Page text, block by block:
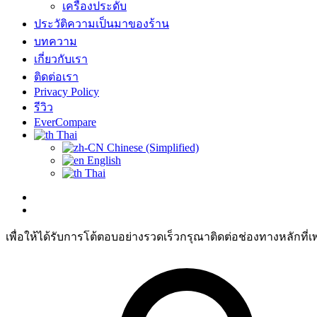
เครื่องประดับ
ประวัติความเป็นมาของร้าน
บทความ
เกี่ยวกับเรา
ติดต่อเรา
Privacy Policy
รีวิว
EverCompare
Thai
Chinese (Simplified)
English
Thai
เพื่อให้ได้รับการโต้ตอบอย่างรวดเร็วกรุณาติดต่อช่องทางหลักที่เ